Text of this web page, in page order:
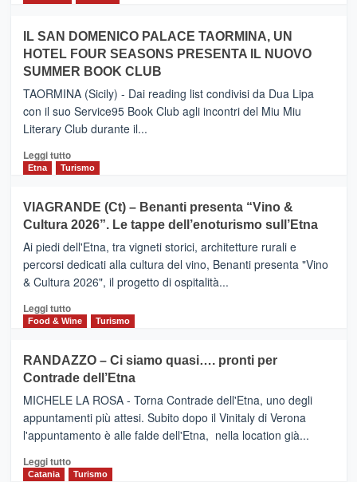
Zanzibar
da
Neos
PIEDIMONTE
ETNEO
–
Meta
turistica
privilegiata
secondo
dati
di
Anche
la
Alcantara
nei
primi
nella
classifica
IL SAN DOMENICO PALACE TAORMINA, UN
HOTEL FOUR SEASONS PRESENTA IL NUOVO
SUMMER BOOK CLUB
TAORMINA (Sicily) - Dai reading list condivisi da Dua Lipa
con il suo Service95 Book Club agli incontri del Miu Miu
Literary Club durante il...
Leggi tuttoLeggi
di
IL
SAN
DOMENICO
PALACE
TAORMINA,
UN
HOTEL
FOUR
IL
NUOVO
SUMMER
CLUB
Etna Turismo
VIAGRANDE (Ct) – Benanti presenta “Vino &
Cultura 2026”. Le tappe dell’enoturismo sull’Etna
Ai piedi dell'Etna, tra vigneti storici, architetture rurali e
percorsi dedicati alla cultura del vino, Benanti presenta "Vino
& Cultura 2026", il progetto di ospitalità...
Leggi tuttoLeggi
di
VIAGRANDE
(Ct)
–
Benanti
presenta
“Vino
&
Cultura
Food & Wine Turismo
RANDAZZO – Ci siamo quasi…. pronti per
Contrade dell’Etna
MICHELE LA ROSA - Torna Contrade dell'Etna, uno degli
appuntamenti più attesi. Subito dopo il Vinitaly di Verona
l'appuntamento è alle falde dell'Etna, nella location già...
Leggi tuttoLeggi
di
Catania Turismo